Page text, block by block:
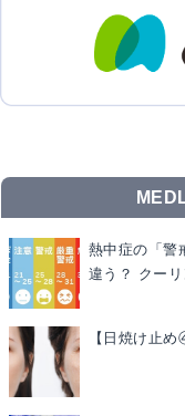
熱中症の「警
違う？ クー
【日焼け止